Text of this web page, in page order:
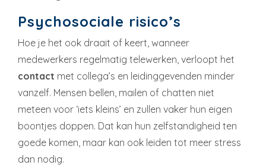
Psychosociale risico’s
Hoe je het ook draait of keert, wanneer
medewerkers regelmatig telewerken, verloopt het
contact met collega’s en leidinggevenden minder
vanzelf. Mensen bellen, mailen of chatten niet
meteen voor ‘iets kleins’ en zullen vaker hun eigen
boontjes doppen. Dat kan hun zelfstandigheid ten
goede komen, maar kan ook leiden tot meer stress
dan nodig.